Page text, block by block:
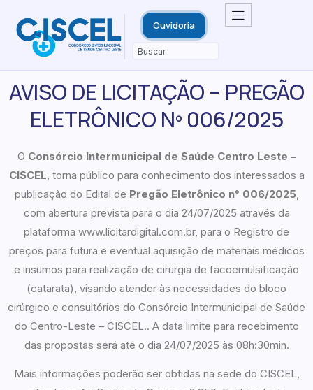
Ouvidoria
AVISO DE LICITAÇÃO – PREGÃO
ELETRÔNICO Nº 006/2025
O Consórcio Intermunicipal de Saúde Centro Leste –
CISCEL, torna público para conhecimento dos interessados a
publicação do Edital de Pregão Eletrônico n° 006/2025,
com abertura prevista para o dia 24/07/2025 através da
plataforma www.licitardigital.com.br, para o Registro de
preços para futura e eventual aquisição de materiais médicos
e insumos para realização de cirurgia de facoemulsificação
(catarata), visando atender às necessidades do bloco
cirúrgico e consultórios do Consórcio Intermunicipal de Saúde
do Centro-Leste – CISCEL.. A data limite para recebimento
das propostas será até o dia 24/07/2025 às 08h:30min.
Mais informações poderão ser obtidas na sede do CISCEL,